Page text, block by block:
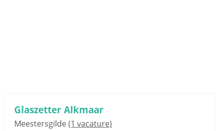
Glaszetter Alkmaar
Meestersgilde(1 vacature)